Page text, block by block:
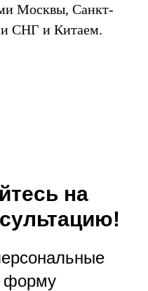
Москвы, Санкт-
и СНГ и Китаем.
на
форму